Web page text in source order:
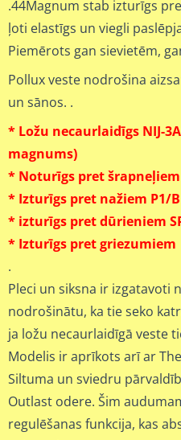
.44Magnum stab izturīgs
ļoti elastīgs un viegli
Piemērots gan sievietēm,
Pollux veste nodrošina
un sānos. .
* Ložu necaurlaidīgs NIJ-
magnums)
* Noturīgs pret šrapneļiem
* Izturīgs pret nažiem P1/
* izturīgs pret dūrieniem
* Izturīgs pret griezumiem
.
Pleci un siksna ir izgatavoti
nodrošinātu, ka tie seko
ja ložu necaurlaidīgā veste
Modelis ir aprīkots arī ar
Siltuma un sviedru
Outlast odere. Šim
regulēšanas funkcija, kas